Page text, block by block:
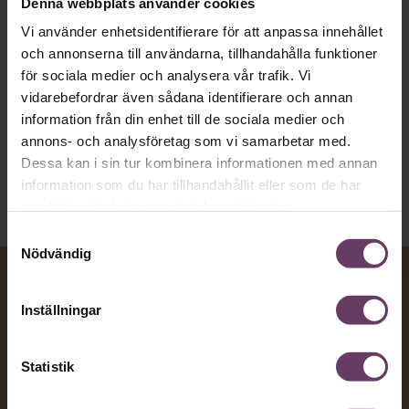
Vi använder enhetsidentifierare för att anpassa innehållet
och annonserna till användarna, tillhandahålla funktioner
för sociala medier och analysera vår trafik. Vi
vidarebefordrar även sådana identifierare och annan
information från din enhet till de sociala medier och
annons- och analysföretag som vi samarbetar med.
Dessa kan i sin tur kombinera informationen med annan
information som du har tillhandahållit eller som de har
Nödvändig
Inställningar
Statistik
vägen för den som vill nå fram till
toppcheferna?
Kommunikation
Text:Fredrik Kullberg
Publicerad2026-08-07